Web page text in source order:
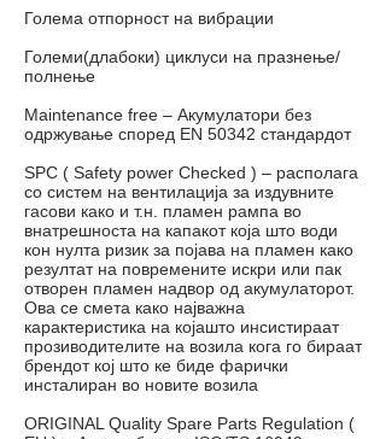
Голема отпорност на вибрации
Големи(длабоки) циклуси на празнење/
полнење
Maintenance free – Акумулатори без
одржување според EN 50342 стандардот
SPC ( Safety power Checked ) – располага
со систем на вентилација за издувните
гасови како и т.н. пламен рампа во
внатрешноста на капакот која што води
кон нулта ризик за појава на пламен како
резултат на повремените искри или пак
отворен пламен надвор од акумулаторот.
Ова се смета како најважна
карактеристика на којашто инсистираат
прозиводителите на возила кога го бираат
брендот кој што ке биде фарички
инсталиран во новите возила
ORIGINAL Quality Spare Parts Regulation (